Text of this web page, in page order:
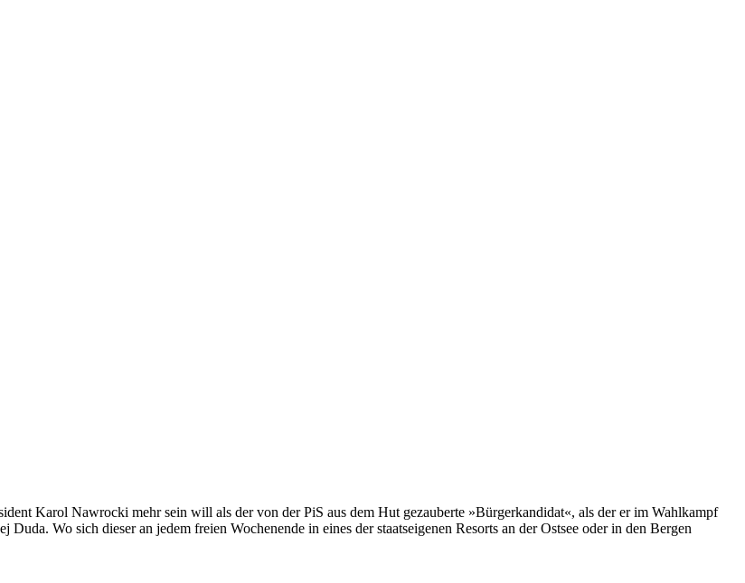
Karol Nawrocki mehr sein will als der von der PiS aus dem Hut gezauberte »Bürgerkandidat«, als der er im Wahlkampf
Wo sich dieser an jedem freien Wochenende in eines der staatseigenen Resorts an der Ostsee oder in den Bergen